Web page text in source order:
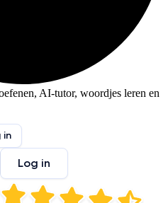
AI-tutor, woordjes leren en
in
Log in